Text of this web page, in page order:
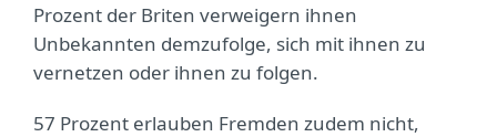
Prozent der Briten verweigern ihnen
Unbekannten demzufolge, sich mit ihnen zu
vernetzen oder ihnen zu folgen.
57 Prozent erlauben Fremden zudem nicht,